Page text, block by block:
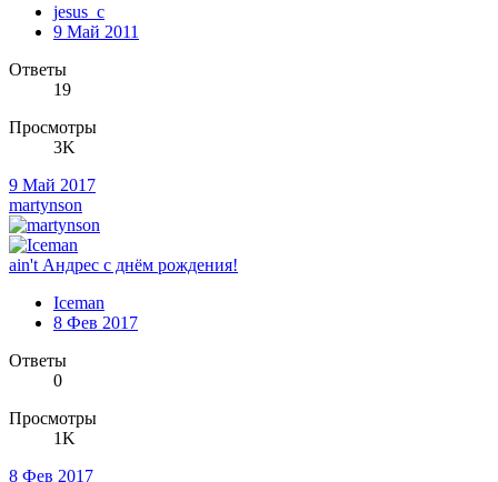
jesus_c
9 Май 2011
Ответы
19
Просмотры
3K
9 Май 2017
martynson
ain't Андрес с днём рождения!
Iceman
8 Фев 2017
Ответы
0
Просмотры
1K
8 Фев 2017